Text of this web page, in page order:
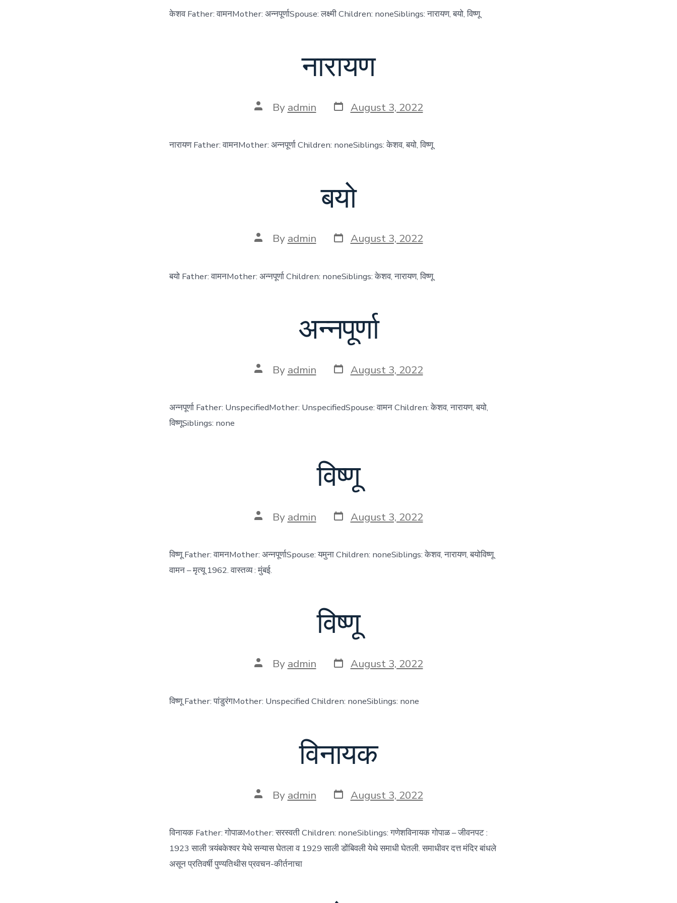
केशव Father: वामनMother: अन्नपूर्णाSpouse: लक्ष्मी Children: noneSiblings: नारायण, बयो, विष्णू
नारायण
Post
author
By admin Post
date
August 3, 2022
नारायण Father: वामनMother: अन्नपूर्णा Children: noneSiblings: केशव, बयो, विष्णू
बयो
Post
author
By admin Post
date
August 3, 2022
बयो Father: वामनMother: अन्नपूर्णा Children: noneSiblings: केशव, नारायण, विष्णू
अन्नपूर्णा
Post
author
By admin Post
date
August 3, 2022
अन्नपूर्णा Father: UnspecifiedMother: UnspecifiedSpouse: वामन Children: केशव, नारायण, बयो,
विष्णूSiblings: none
विष्णू
Post
author
By admin Post
date
August 3, 2022
विष्णू Father: वामनMother: अन्नपूर्णाSpouse: यमुना Children: noneSiblings: केशव, नारायण, बयोविष्णू
वामन – मृत्यू 1962. वास्तव्य : मुंबई.
विष्णू
Post
author
By admin Post
date
August 3, 2022
विष्णू Father: पांडुरंगMother: Unspecified Children: noneSiblings: none
विनायक
Post
author
By admin Post
date
August 3, 2022
विनायक Father: गोपाळMother: सरस्वती Children: noneSiblings: गणेशविनायक गोपाळ – जीवनपट :
1923 साली त्र्यंबकेश्वर येथे सन्यास घेतला व 1929 साली डोंबिवली येथे समाधी घेतली. समाधीवर दत्त मंदिर बांधले
असून प्रतिवर्षी पुण्यतिथीस प्रवचन-कीर्तनाचा